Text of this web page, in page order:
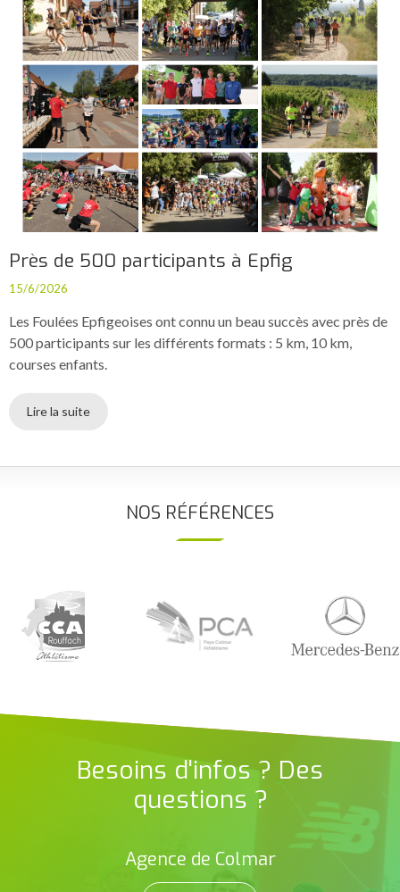
Près de 500 participants à Epfig
15/6/2026
Les Foulées Epfigeoises ont connu un beau succès avec près de
500 participants sur les différents formats : 5 km, 10 km,
courses enfants.
Lire la suite
NOS RÉFÉRENCES
Besoins d'infos ? Des
questions ?
Agence de Colmar